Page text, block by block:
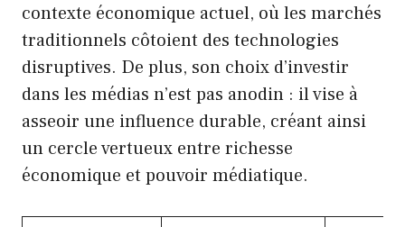
contexte économique actuel, où les marchés
traditionnels côtoient des technologies
disruptives. De plus, son choix d’investir
dans les médias n’est pas anodin : il vise à
asseoir une influence durable, créant ainsi
un cercle vertueux entre richesse
économique et pouvoir médiatique.